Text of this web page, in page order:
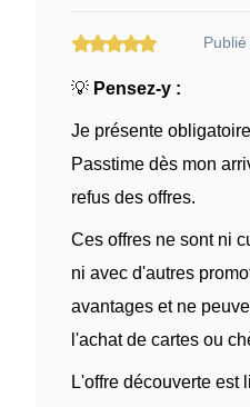
💡 Pensez-y :
Je présente
Passtime dès mon
refus des offres.
Ces offres ne sont ni
ni avec d'autres
avantages et ne
l'achat de cartes ou
L'offre découverte est